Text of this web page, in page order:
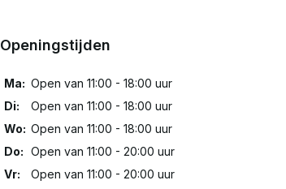
Openingstijden
Ma: Open van 11:00 - 18:00 uur
Di:
Open van 11:00 - 18:00 uur
Wo: Open van 11:00 - 18:00 uur
Do: Open van 11:00 - 20:00 uur
Vr:
Open van 11:00 - 20:00 uur